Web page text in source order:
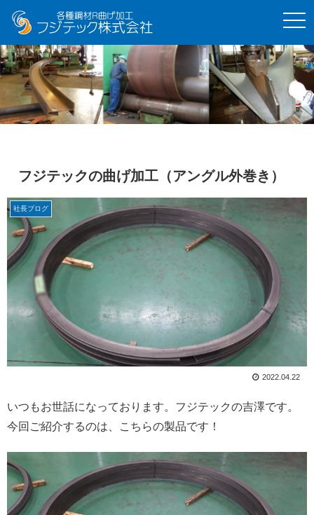
t
o
g
l
e
n
v
i
g
フジテックの曲げ加工（アングル外巻き）
社長ブログ
2022.04.22
いつもお世話になっております。フジテックの吉澤です。
今回ご紹介するのは、こちらの製品です！